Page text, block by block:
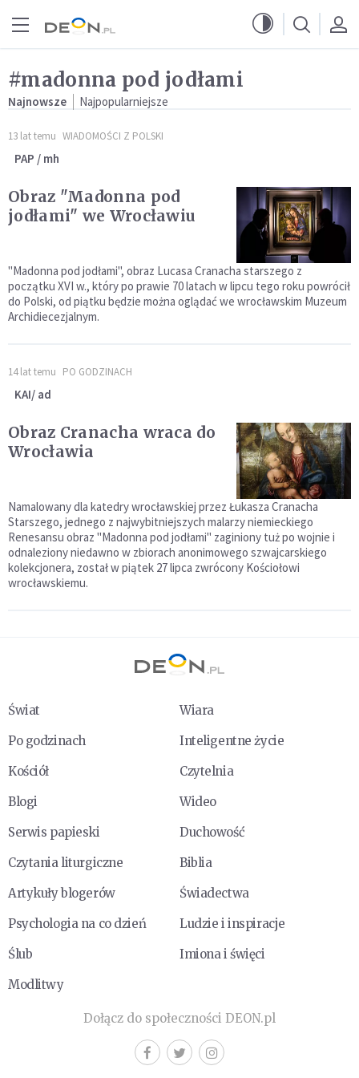
#madonna pod jodłami
Najnowsze Najpopularniejsze
13 lat temu WIADOMOŚCI Z POLSKI
PAP / mh
Obraz "Madonna pod
jodłami" we Wrocławiu
"Madonna pod jodłami", obraz Lucasa Cranacha starszego z
początku XVI w., który po prawie 70 latach w lipcu tego roku powrócił
do Polski, od piątku będzie można oglądać we wrocławskim Muzeum
Archidiecezjalnym.
14 lat temu PO GODZINACH
KAI/ ad
Obraz Cranacha wraca do
Wrocławia
Namalowany dla katedry wrocławskiej przez Łukasza Cranacha
Starszego, jednego z najwybitniejszych malarzy niemieckiego
Renesansu obraz "Madonna pod jodłami" zaginiony tuż po wojnie i
odnaleziony niedawno w zbiorach anonimowego szwajcarskiego
kolekcjonera, został w piątek 27 lipca zwrócony Kościołowi
wrocławskiemu.
Świat
Wiara
Po godzinach
Inteligentne życie
Kościół
Czytelnia
Blogi
Wideo
Serwis papieski
Duchowość
Czytania liturgiczne
Biblia
Artykuły blogerów
Świadectwa
Psychologia na co dzień
Ludzie i inspiracje
Ślub
Imiona i święci
Modlitwy
Dołącz do społeczności DEON.pl